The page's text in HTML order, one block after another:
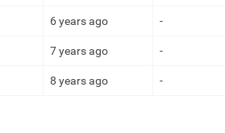
6 years ago -
7 years ago -
8 years ago -